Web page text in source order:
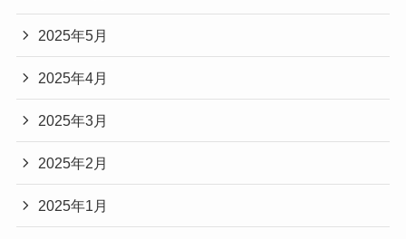
2025年5月
2025年4月
2025年3月
2025年2月
2025年1月